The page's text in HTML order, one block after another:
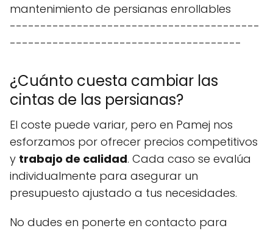
mantenimiento de persianas enrollables
-----------------------------------------
--------------------------------------
¿Cuánto cuesta cambiar las
cintas de las persianas?
El coste puede variar, pero en Pamej nos
esforzamos por ofrecer precios competitivos
y trabajo de calidad. Cada caso se evalúa
individualmente para asegurar un
presupuesto ajustado a tus necesidades.
No dudes en ponerte en contacto para